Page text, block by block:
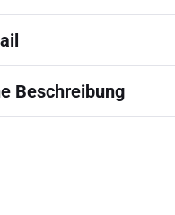
Beschreibung